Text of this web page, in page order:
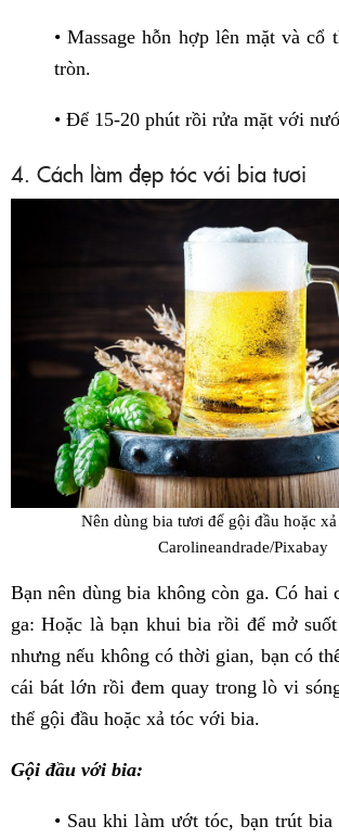
• Massage hỗn hợp lên mặt và cổ
tròn.
• Để 15-20 phút rồi rửa mặt với
4. Cách làm đẹp tóc với bia tươi
Nên dùng bia tươi để gội đầu hoặc
Carolineandrade/Pixabay
Bạn nên dùng bia không còn ga. Có hai
ga: Hoặc là bạn khui bia rồi để mở
nhưng nếu không có thời gian, bạn có
cái bát lớn rồi đem quay trong lò vi
thể gội đầu hoặc xả tóc với bia.
Gội đầu với bia:
• Sau khi làm ướt tóc, bạn trút